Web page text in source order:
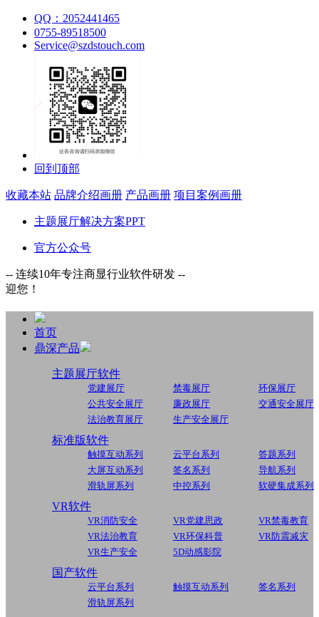
QQ：2052441465
0755-89518500
Service@szdstouch.com
回到顶部
收藏本站 品牌介绍画册 产品画册 项目案例画册
主题展厅解决方案PPT
官方公众号
-- 连续10年专注商显行业软件研发 --
首页
鼎深产品
主题展厅软件
党建展厅 禁毒展厅
环保展厅
公共安全展厅
廉政展厅
交通安全展厅
法治教育展厅
生产安全展厅
标准版软件
触摸互动系列 云平台系列
答题系列
大屏互动系列
签名系列
导航系列
滑轨屏系列
中控系列 软硬集成系列
VR软件
VR消防安全 VR党建思政
VR禁毒教育
VR法治教育
VR环保科普
VR防震减灾
VR生产安全
5D动感影院
国产软件
云平台系列 触摸互动系列
签名系列
滑轨屏系列